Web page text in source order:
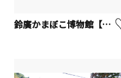
鈴廣かまぼこ博物館【小田原市】